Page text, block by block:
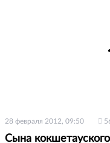
28 февраля 2012, 09:50
Сына